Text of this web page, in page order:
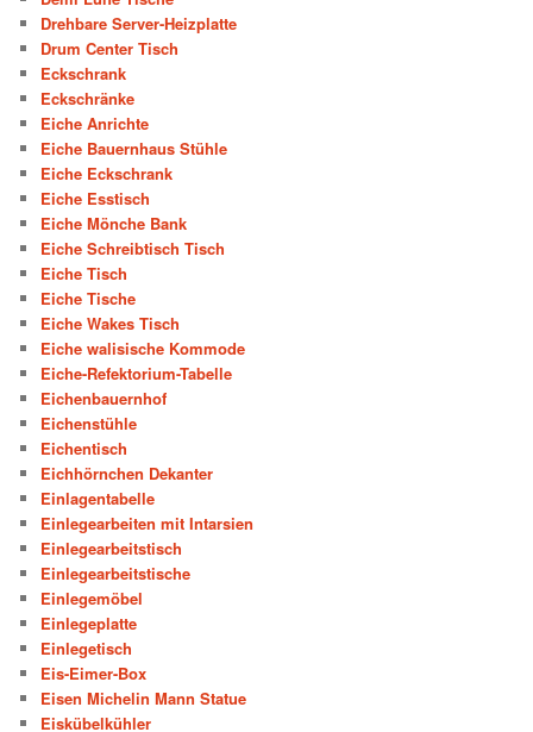
Drehbare Server-Heizplatte
Drum Center Tisch
Eckschrank
Eckschränke
Eiche Anrichte
Eiche Bauernhaus Stühle
Eiche Eckschrank
Eiche Esstisch
Eiche Mönche Bank
Eiche Schreibtisch Tisch
Eiche Tisch
Eiche Tische
Eiche Wakes Tisch
Eiche walisische Kommode
Eiche-Refektorium-Tabelle
Eichenbauernhof
Eichenstühle
Eichentisch
Eichhörnchen Dekanter
Einlagentabelle
Einlegearbeiten mit Intarsien
Einlegearbeitstisch
Einlegearbeitstische
Einlegemöbel
Einlegeplatte
Einlegetisch
Eis-Eimer-Box
Eisen Michelin Mann Statue
Eiskübelkühler